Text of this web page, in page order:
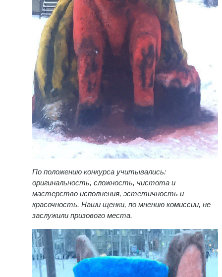
По положению конкурса учитывались:
оригинальность, сложность, чистота и
мастерство исполнения, эстетичность и
красочность. Наши щенки, по мнению комиссии, не
заслужили призового места.